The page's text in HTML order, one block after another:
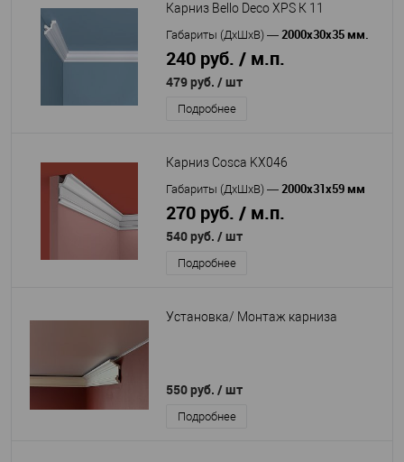
Карниз Bello Deco XPS К 11
Габариты (ДхШхВ) — 2000х30х35 мм.
240 руб. / м.п.
479 руб. / шт
Подробнее
Карниз Cosca KX046
Габариты (ДхШхВ) — 2000x31x59 мм
270 руб. / м.п.
540 руб. / шт
Подробнее
Установка/ Монтаж карниза
550 руб. / шт
Подробнее